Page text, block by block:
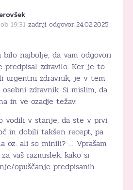
19:31 zadnji odgovor 24.02.2025
najbolje, da vam odgovori
predpisal zdravilo. Ker je to
urgentni zdravnik, je v tem
zdravnik. Si mislim, da
in ve ozadje težav.
vodili v stanje, da ste v prvi
in dobili takšen recept, pa
oz. ali so minili? … Vprašam
vaš razmislek, kako si
opuščanje predpisanih